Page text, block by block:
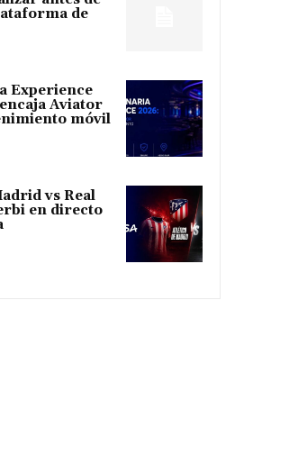
de
Experience
Aviator
móvil
vs Real
en directo